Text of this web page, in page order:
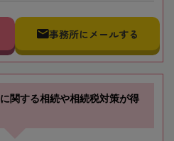
事務所にメールする
関する相続や相続税対策が得